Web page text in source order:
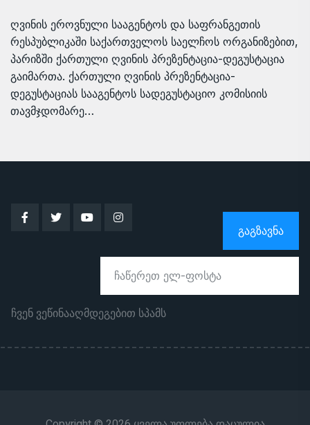
ღვინის ეროვნული სააგენტოს და საფრანგეთის
რესპუბლიკაში საქართველოს საელჩოს ორგანიზებით,
პარიზში ქართული ღვინის პრეზენტაცია-დეგუსტაცია
გაიმართა. ქართული ღვინის პრეზენტაცია-
დეგუსტაციას სააგენტოს სადეგუსტაციო კომისიის
თავმჯდომარე…
ᲒᲐᲒᲖᲐᲕᲜᲐ
ჩვენ ვეწინააღმდეგებით სპამს